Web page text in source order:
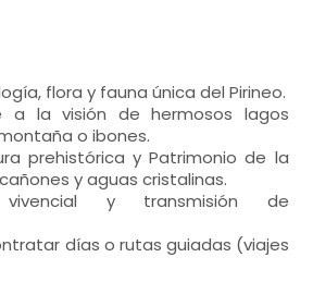
flora y fauna única del Pirineo.
a la visión de hermosos lagos
o ibones.
prehistórica y Patrimonio de la
y aguas cristalinas.
y transmisión de
días o rutas guiadas (viajes